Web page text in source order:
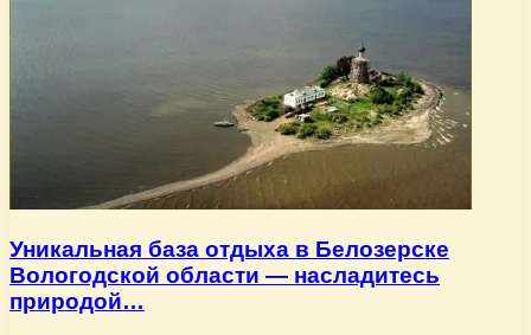
Уникальная база отдыха в Белозерске
Вологодской области — насладитесь
природой…